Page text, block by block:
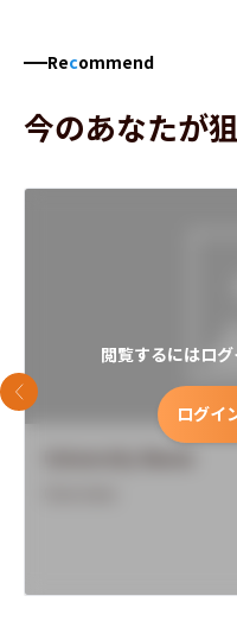
Recommend
今のあなたが
閲覧するにはログ
ログイ
前のスライド